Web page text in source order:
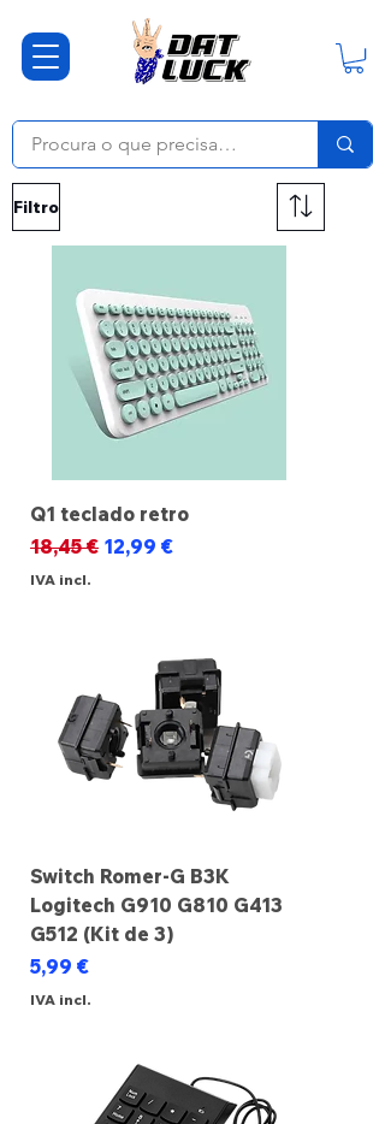
Filtro
Q1 teclado retro
Preço normal
18,45 € Preço promocional
12,99 €
IVA incl.
Switch Romer-G B3K
Logitech G910 G810 G413
G512 (Kit de 3)
Preço
5,99 €
IVA incl.